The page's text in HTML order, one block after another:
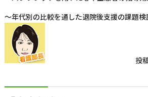
～年代別の比較を通した退院後支援の課題検
投